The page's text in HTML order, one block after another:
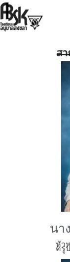
ส
นา
หัว
ครู